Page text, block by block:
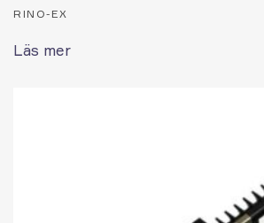
RINO-EX
Läs mer